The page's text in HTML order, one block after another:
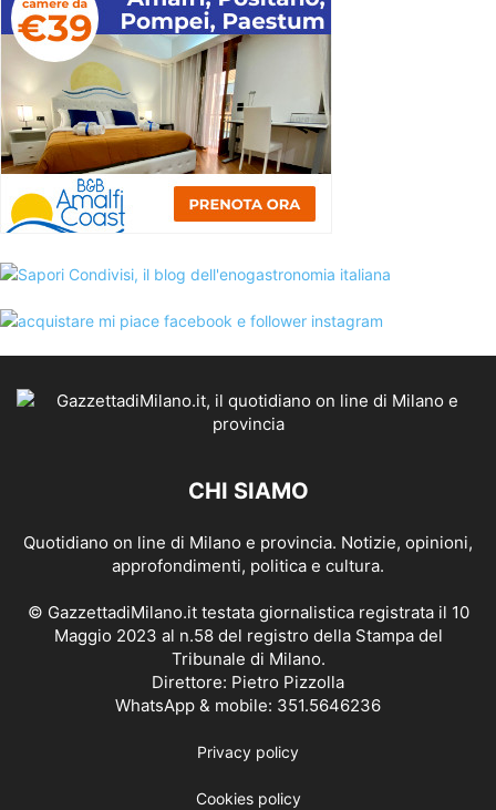
CHI SIAMO
Quotidiano on line di Milano e provincia. Notizie, opinioni,
approfondimenti, politica e cultura.
© GazzettadiMilano.it testata giornalistica registrata il 10
Maggio 2023 al n.58 del registro della Stampa del
Tribunale di Milano.
Direttore: Pietro Pizzolla
WhatsApp & mobile: 351.5646236
Privacy policy
Cookies policy